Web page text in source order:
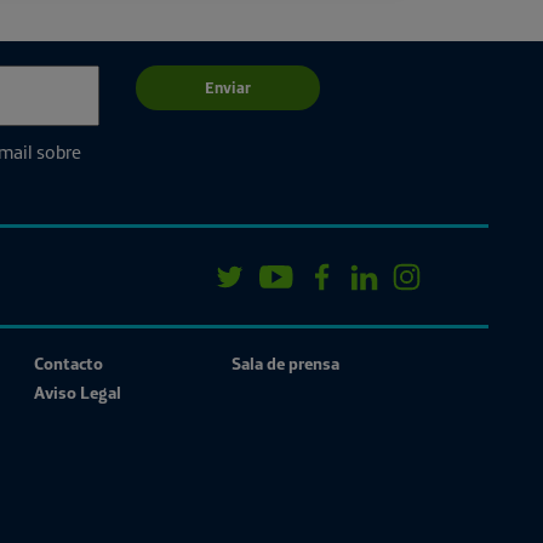
sobre
Enviar
Contacto
Sala de prensa
Aviso Legal